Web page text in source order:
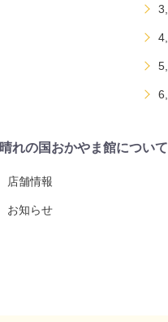
晴れの国おかやま館について
店舗情報
お知らせ